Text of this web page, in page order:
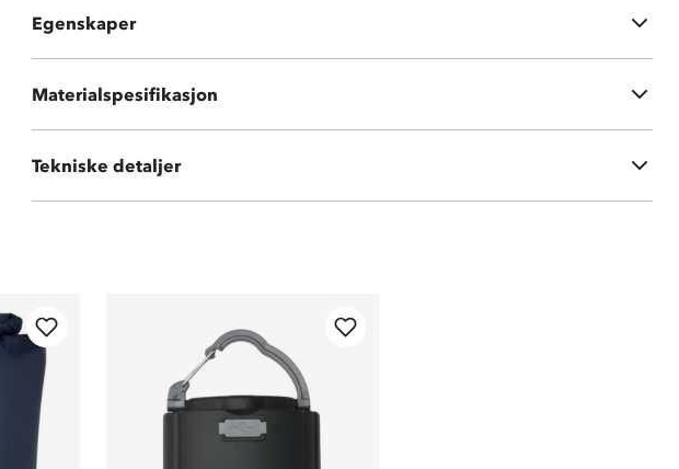
Egenskaper
Praktisk for innendørsbruk og camping
Materialspesifikasjon
Miljøvennlig PVC
Tekniske detaljer
Vekt: 1,39 kg